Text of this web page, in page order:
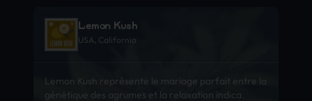
Lemon Kush
USA, California
Lemon Kush représente le mariage parfait entre la
génétique des agrumes et la relaxation indica.